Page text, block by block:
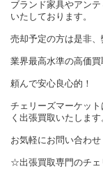
ブランド家具やアン
いたしております。
売却予定の方は是非、
業界最高水準の高価買
頼んで安心良心的！
チェリーズマーケッ
く出張買取いたします
お気軽にお問い合わ
☆出張買取専門のチ